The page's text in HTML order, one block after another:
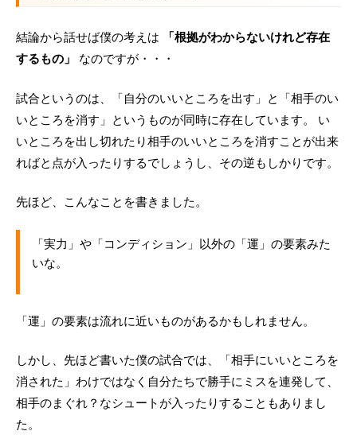
結論から話せば僕の考えは
「根拠がわからないけれど存在
するもの」
なのですが・・・
試合というのは、「自分のいいところを出す」と「相手のい
いところを消す」というものが同時に存在しています。 い
いところを出し切れたり相手のいいところを消すことが出来
ればと点が入ったりするでしょうし、その逆もしかりです。
先ほど、こんなことを書きました。
「実力」や「コンディション」以外の「運」の要素みた
いな。
「運」の要素は流れに近いものがあるかもしれません。
しかし、先ほど書いた僕の試合では、「相手にいいところを
消された」わけではなく自分たちで勝手にミスを連発して、
相手のまぐれ？なシュートが入ったりすることもありまし
た。